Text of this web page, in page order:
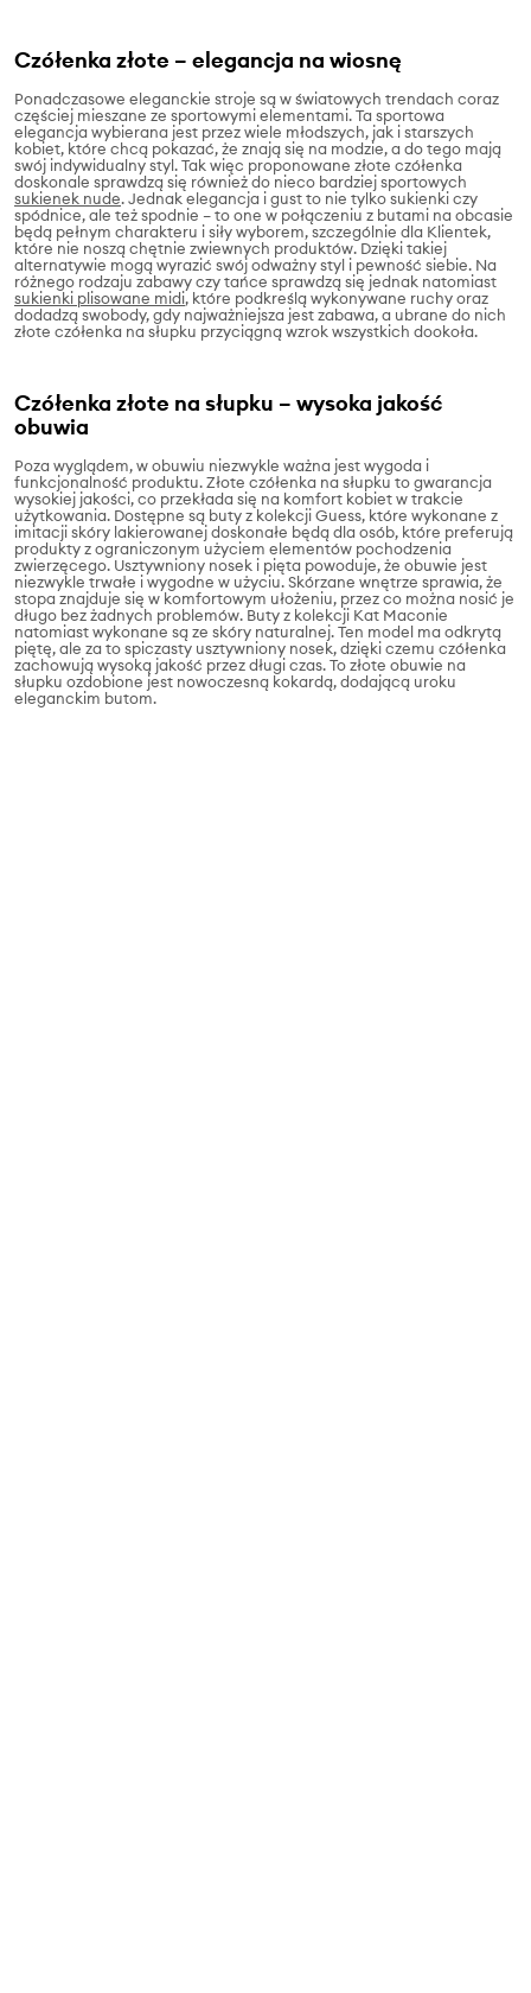
Czółenka złote – elegancja na wiosnę
Ponadczasowe eleganckie stroje są w światowych trendach coraz
częściej mieszane ze sportowymi elementami. Ta sportowa
elegancja wybierana jest przez wiele młodszych, jak i starszych
kobiet, które chcą pokazać, że znają się na modzie, a do tego mają
swój indywidualny styl. Tak więc proponowane złote czółenka
doskonale sprawdzą się również do nieco bardziej sportowych
sukienek nude. Jednak elegancja i gust to nie tylko sukienki czy
spódnice, ale też spodnie – to one w połączeniu z butami na obcasie
będą pełnym charakteru i siły wyborem, szczególnie dla Klientek,
które nie noszą chętnie zwiewnych produktów. Dzięki takiej
alternatywie mogą wyrazić swój odważny styl i pewność siebie. Na
różnego rodzaju zabawy czy tańce sprawdzą się jednak natomiast
sukienki plisowane midi, które podkreślą wykonywane ruchy oraz
dodadzą swobody, gdy najważniejsza jest zabawa, a ubrane do nich
złote czółenka na słupku przyciągną wzrok wszystkich dookoła.
Czółenka złote na słupku – wysoka jakość
obuwia
Poza wyglądem, w obuwiu niezwykle ważna jest wygoda i
funkcjonalność produktu. Złote czółenka na słupku to gwarancja
wysokiej jakości, co przekłada się na komfort kobiet w trakcie
użytkowania. Dostępne są buty z kolekcji Guess, które wykonane z
imitacji skóry lakierowanej doskonałe będą dla osób, które preferują
produkty z ograniczonym użyciem elementów pochodzenia
zwierzęcego. Usztywniony nosek i pięta powoduje, że obuwie jest
niezwykle trwałe i wygodne w użyciu. Skórzane wnętrze sprawia, że
stopa znajduje się w komfortowym ułożeniu, przez co można nosić je
długo bez żadnych problemów. Buty z kolekcji Kat Maconie
natomiast wykonane są ze skóry naturalnej. Ten model ma odkrytą
piętę, ale za to spiczasty usztywniony nosek, dzięki czemu czółenka
zachowują wysoką jakość przez długi czas. To złote obuwie na
słupku ozdobione jest nowoczesną kokardą, dodającą uroku
eleganckim butom.